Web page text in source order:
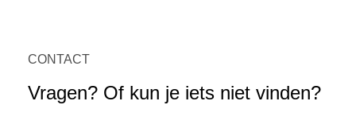
CONTACT
Vragen? Of kun je iets niet vinden?